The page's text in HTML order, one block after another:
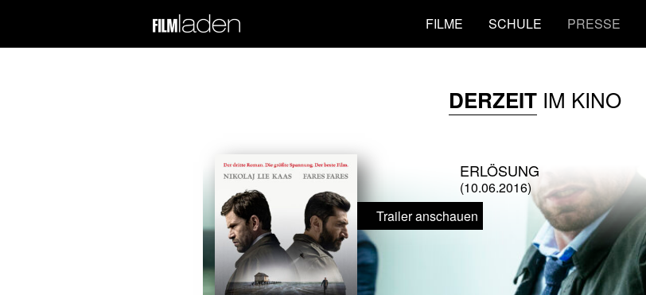
FILME SCHULE PRESSE
DERZEITIM KINO
ERLÖSUNG
(10.06.2016)
Trailer anschauen